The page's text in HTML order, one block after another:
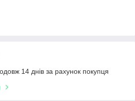
14 днів за рахунок покупця